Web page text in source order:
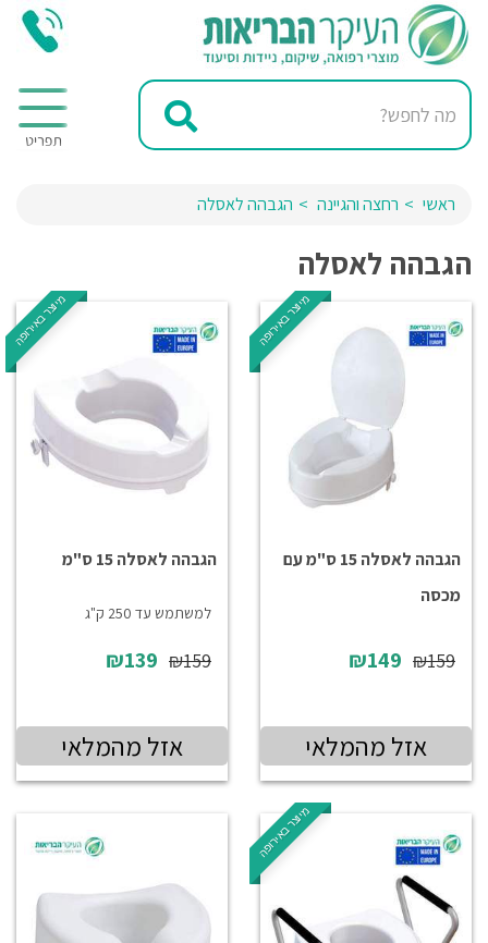
ראשי רחצה והגיינה הגבהה לאסלה
הגבהה לאסלה
מיוצר באירופה
הגבהה לאסלה 15 ס"מ עם
מכסה
₪149 ₪159
אזל מהמלאי
מיוצר באירופה
הגבהה לאסלה 15 ס"מ
למשתמש עד 250 ק"ג
₪139 ₪159
אזל מהמלאי
מיוצר באירופה